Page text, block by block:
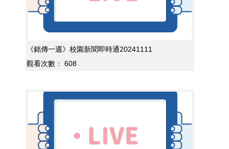
《銘傳一週》校園新聞即時通20241111
觀看次數：
608